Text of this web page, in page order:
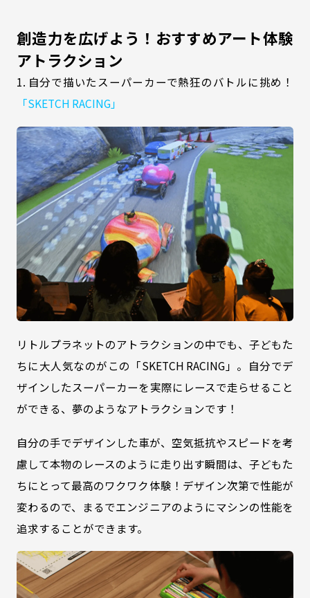
創造力を広げよう！おすすめアート体験
アトラクション
1. 自分で描いたスーパーカーで熱狂のバトルに挑め！
「SKETCH RACING」
リトルプラネットのアトラクションの中でも、子どもた
ちに大人気なのがこの「SKETCH RACING」。自分でデ
ザインしたスーパーカーを実際にレースで走らせること
ができる、夢のようなアトラクションです！
自分の手でデザインした車が、空気抵抗やスピードを考
慮して本物のレースのように走り出す瞬間は、子どもた
ちにとって最高のワクワク体験！デザイン次第で性能が
変わるので、まるでエンジニアのようにマシンの性能を
追求することができます。